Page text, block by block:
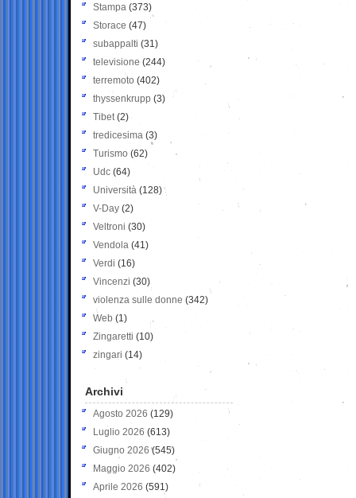
Stampa (373)
Storace (47)
subappalti (31)
televisione(244)
terremoto (402)
thyssenkrupp (3)
Tibet(2)
tredicesima (3)
Turismo (62)
Udc (64)
Università (128)
V-Day (2)
Veltroni (30)
Vendola (41)
Verdi (16)
Vincenzi (30)
violenza sulle donne (342)
Web (1)
Zingaretti (10)
zingari (14)
Archivi
Agosto 2026 (129)
Luglio 2026 (613)
Giugno 2026 (545)
Maggio 2026 (402)
Aprile 2026 (591)